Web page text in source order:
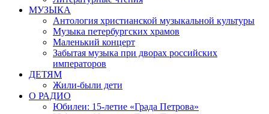
МУЗЫКА
Антология христианской музыкальной культуры
Музыка петербургских храмов
Маленький концерт
Забытая музыка при дворах российских
императоров
ДЕТЯМ
Жили-были дети
О РАДИО
Юбилеи: 15-летие «Града Петрова»